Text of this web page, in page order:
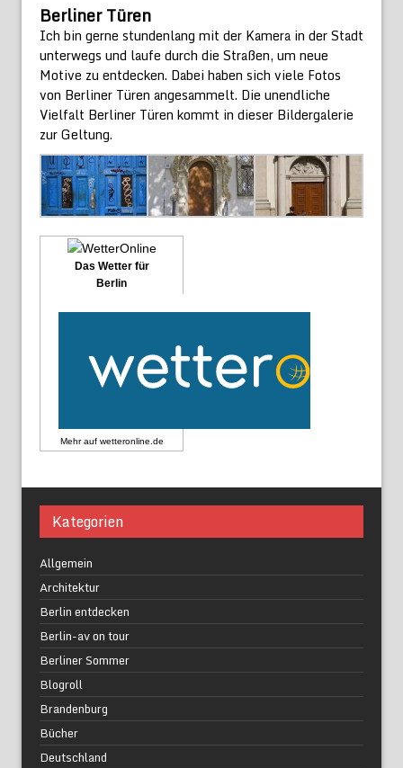
Berliner Türen
Ich bin gerne stundenlang mit der Kamera in der Stadt
unterwegs und laufe durch die Straßen, um neue
Motive zu entdecken. Dabei haben sich viele Fotos
von Berliner Türen angesammelt. Die unendliche
Vielfalt Berliner Türen kommt in dieser Bildergalerie
zur Geltung.
Das Wetter für
Berlin
Mehr auf wetteronline.de
Kategorien
Allgemein
Architektur
Berlin entdecken
Berlin-av on tour
Berliner Sommer
Blogroll
Brandenburg
Bücher
Deutschland